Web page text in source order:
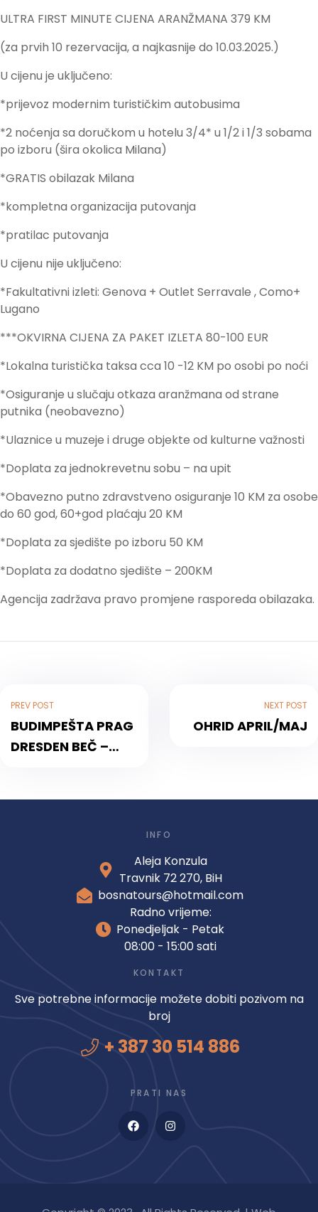
ULTRA FIRST MINUTE CIJENA ARANŽMANA 379 KM
(za prvih 10 rezervacija, a najkasnije do 10.03.2025.)
U cijenu je uključeno:
*prijevoz modernim turističkim autobusima
*2 noćenja sa doručkom u hotelu 3/4* u 1/2 i 1/3 sobama
po izboru (šira okolica Milana)
*GRATIS obilazak Milana
*kompletna organizacija putovanja
*pratilac putovanja
U cijenu nije uključeno:
*Fakultativni izleti: Genova + Outlet Serravale , Como+
Lugano
***OKVIRNA CIJENA ZA PAKET IZLETA 80-100 EUR
*Lokalna turistička taksa cca 10 -12 KM po osobi po noći
*Osiguranje u slučaju otkaza aranžmana od strane
putnika (neobavezno)
*Ulaznice u muzeje i druge objekte od kulturne važnosti
*Doplata za jednokrevetnu sobu – na upit
*Obavezno putno zdravstveno osiguranje 10 KM za osobe
do 60 god, 60+god plaćaju 20 KM
*Doplata za sjedište po izboru 50 KM
*Doplata za dodatno sjedište – 200KM
Agencija zadržava pravo promjene rasporeda obilazaka.
PREV POST
BUDIMPEŠTA PRAG
DRESDEN BEČ –
NEXT POST
OHRID APRIL/MAJ
INFO
Aleja Konzula
Travnik 72 270, BiH
bosnatours@hotmail.com
Radno vrijeme:
Ponedjeljak - Petak
08:00 - 15:00 sati
KONTAKT
Sve potrebne informacije možete dobiti pozivom na
broj
+ 387 30 514 886
PRATI NAS